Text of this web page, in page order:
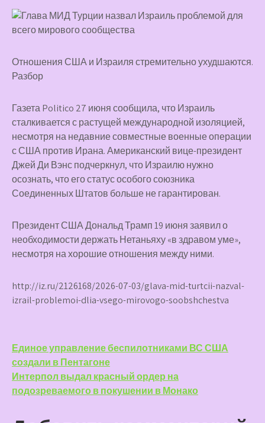
Отношения США и Израиля стремительно ухудшаются.
Разбор
Газета Politico 27 июня сообщила, что Израиль
сталкивается с растущей международной изоляцией,
несмотря на недавние совместные военные операции
с США против Ирана. Американский вице-президент
Джей Ди Вэнс подчеркнул, что Израилю нужно
осознать, что его статус особого союзника
Соединенных Штатов больше не гарантирован.
Президент США Дональд Трамп 19 июня заявил о
необходимости держать Нетаньяху «в здравом уме»,
несмотря на хорошие отношения между ними.
http://iz.ru/2126168/2026-07-03/glava-mid-turtcii-nazval-
izrail-problemoi-dlia-vsego-mirovogo-soobshchestva
Навигация
по
записям
Единое управление беспилотниками ВС США
создали в Пентагоне
Интерпол выдал красный ордер на
подозреваемого в покушении в Монако